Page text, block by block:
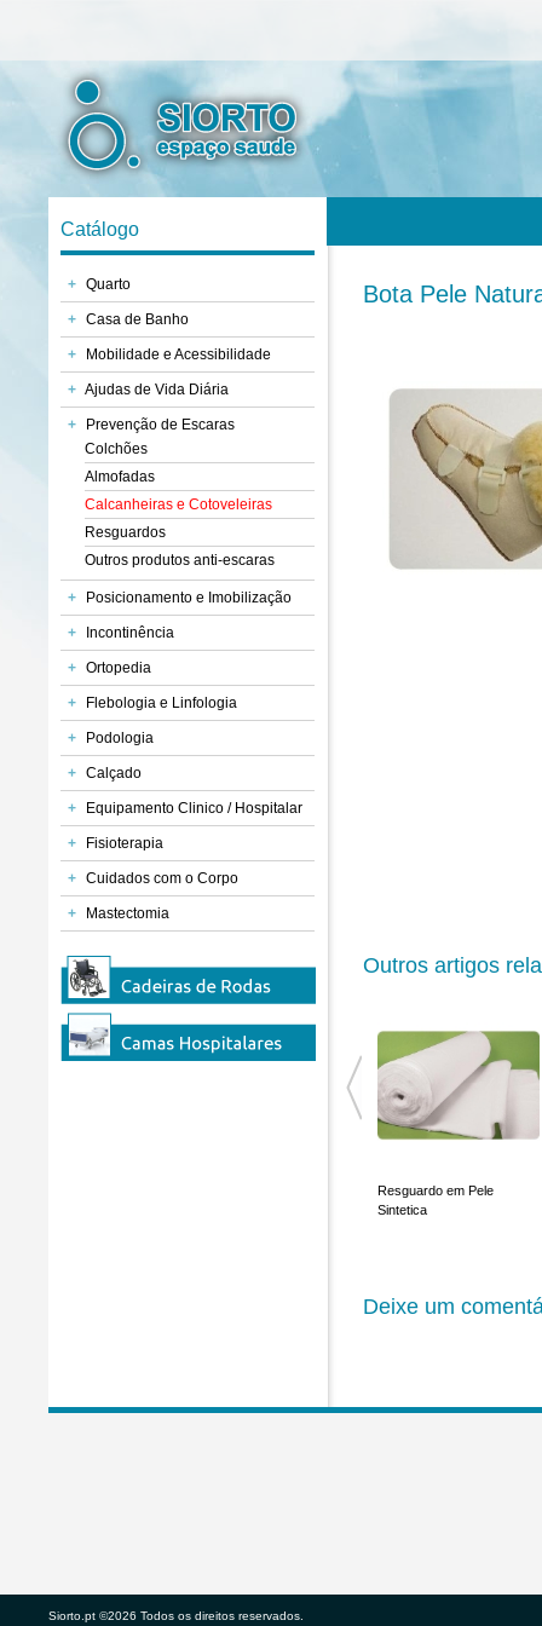
Catálogo
+ Quarto
+ Casa de Banho
+ Mobilidade e Acessibilidade
+ Ajudas de Vida Diária
+
Prevenção de Escaras
Colchões
Almofadas
Calcanheiras e Cotoveleiras
Resguardos
Outros produtos anti-escaras
+ Posicionamento e Imobilização
+ Incontinência
+ Ortopedia
+ Flebologia e Linfologia
+ Podologia
+ Calçado
+ Equipamento Clinico / Hospitalar
+ Fisioterapia
+ Cuidados com o Corpo
+ Mastectomia
Bota Pele
Outros artigos
Resguardo em Pele
Sintetica
Deixe um
Siorto.pt ©2026 Todos os direitos reservados.